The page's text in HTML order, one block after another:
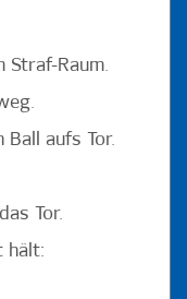
Straf-Raum.
aufs Tor.
Tor.
hält: